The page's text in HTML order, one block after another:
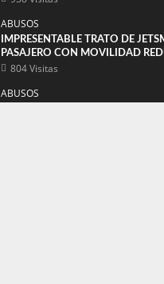
ABUSOS
IMPRESENTABLE TRATO DE
PASAJERO CON MOVILIDAD
804 Visitas
ABUSOS